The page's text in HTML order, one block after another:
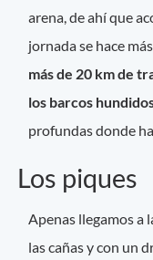
arena, de ahí que
jornada se hace
más de 20 km de
los barcos
profundas donde
Los piques
Apenas llegamos a
las cañas y con un